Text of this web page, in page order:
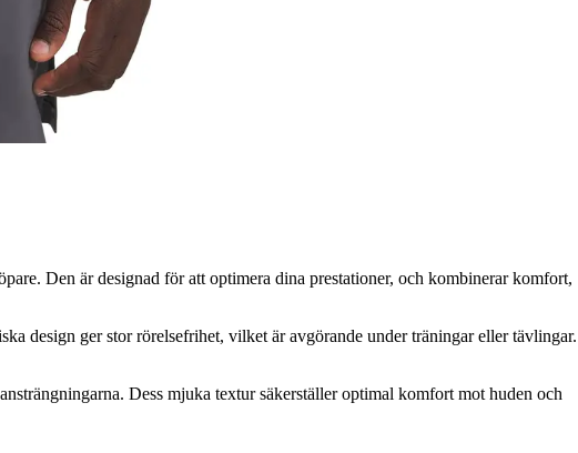
Den är designad för att optimera dina prestationer, och kombinerar komfort,
design ger stor rörelsefrihet, vilket är avgörande under träningar eller tävlingar.
Dess mjuka textur säkerställer optimal komfort mot huden och